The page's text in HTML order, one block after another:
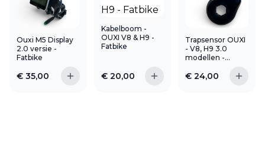
Ouxi M5 Display
2.0 versie -
Fatbike
€ 35,00
Kabelboom -
OUXI V8 & H9 -
Fatbike
€ 20,00
Trapsensor OUXI
- V8, H9 3.0
modellen -
€24,00